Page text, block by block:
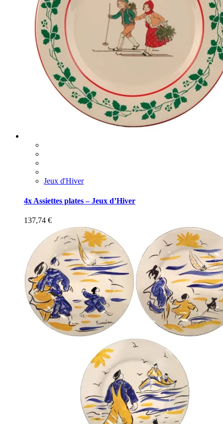
Jeux d'Hiver
4x Assiettes plates – Jeux d’Hiver
137,74 €